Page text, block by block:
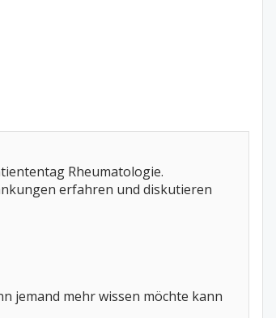
Rheumatologie.
erfahren und diskutieren
jemand mehr wissen möchte kann